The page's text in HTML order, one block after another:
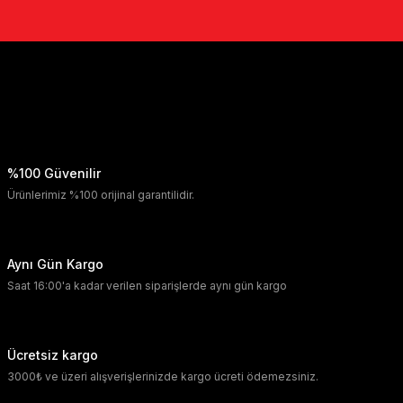
%100 Güvenilir
Ürünlerimiz %100 orijinal garantilidir.
Aynı Gün Kargo
Saat 16:00'a kadar verilen siparişlerde aynı gün kargo
Ücretsiz kargo
3000₺ ve üzeri alışverişlerinizde kargo ücreti ödemezsiniz.